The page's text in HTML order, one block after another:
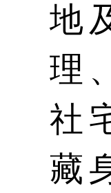
地
理
社
藏